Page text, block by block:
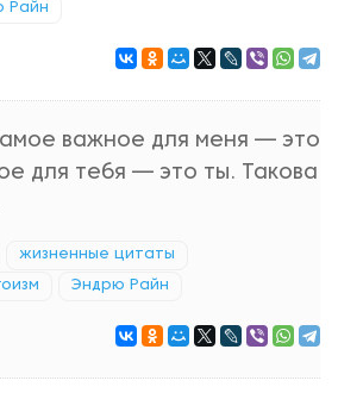
Райн
важное для меня — это
для тебя — это ты. Такова
жизненные цитаты
Эндрю Райн